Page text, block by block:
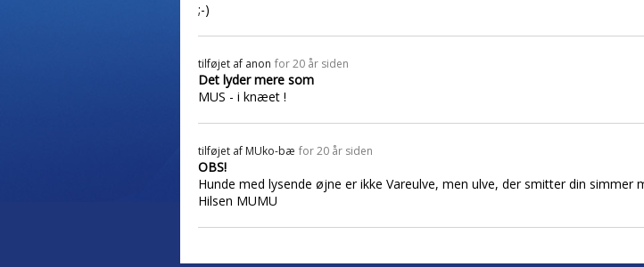
;-)
tilføjet af anon for 20 år siden
Det lyder mere som
MUS - i knæet !
tilføjet af MUko-bæ for 20 år siden
OBS!
Hunde med lysende øjne er ikke Vareulve, men ulve, der smitter din simmer
Hilsen MUMU